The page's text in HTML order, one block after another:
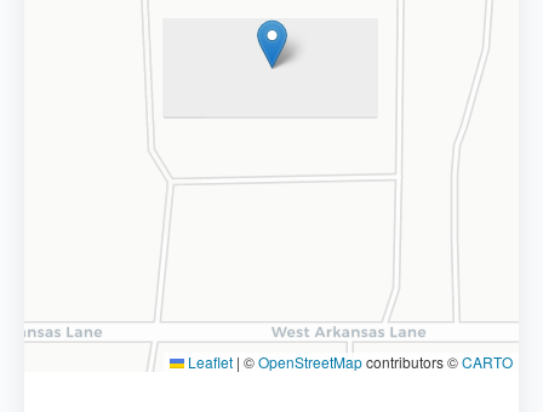
Leaflet | ©OpenStreetMapcontributors ©CARTO